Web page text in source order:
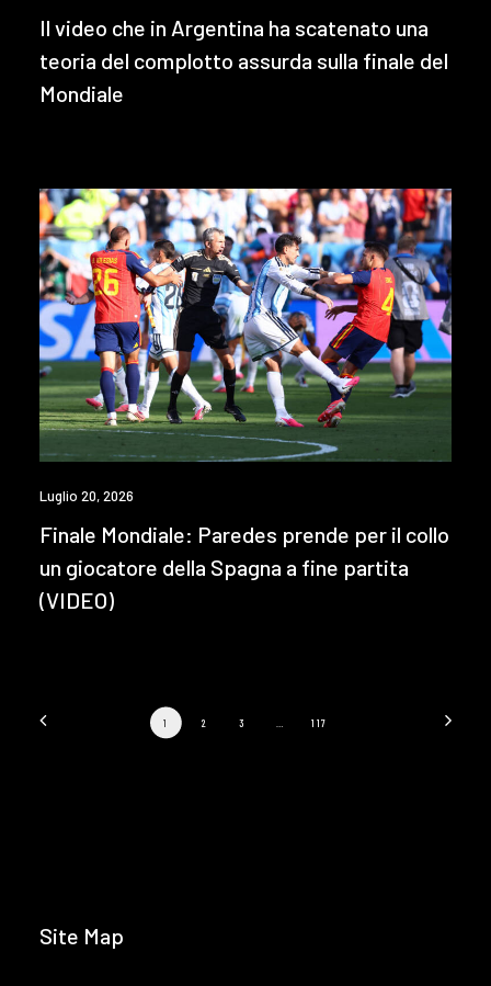
Il video che in Argentina ha scatenato una
teoria del complotto assurda sulla finale del
Mondiale
Luglio 20, 2026
Finale Mondiale: Paredes prende per il collo
un giocatore della Spagna a fine partita
(VIDEO)
1 2 3 117
Site Map